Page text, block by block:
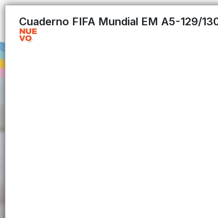
Cuaderno FIFA Mundial EM A5-129/